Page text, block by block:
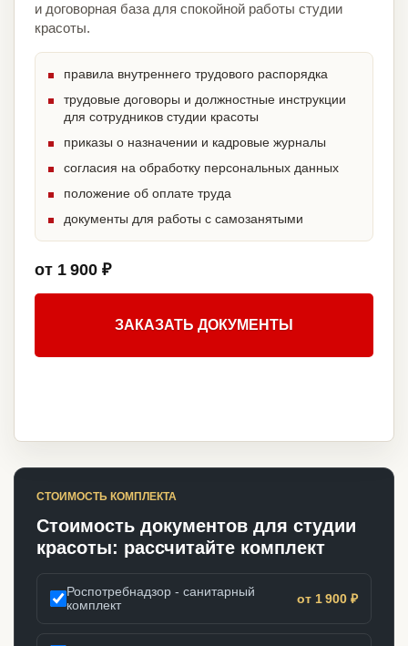
и договорная база для спокойной работы студии
красоты.
правила внутреннего трудового распорядка
трудовые договоры и должностные инструкции
для сотрудников студии красоты
приказы о назначении и кадровые журналы
согласия на обработку персональных данных
положение об оплате труда
документы для работы с самозанятыми
от 1 900 ₽
ЗАКАЗАТЬ ДОКУМЕНТЫ
СТОИМОСТЬ КОМПЛЕКТА
Стоимость документов для студии
красоты: рассчитайте комплект
Роспотребнадзор - санитарный
комплект
от 1 900 ₽